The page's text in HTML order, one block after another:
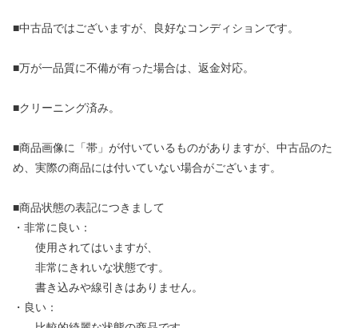
■中古品ではございますが、良好なコンディションです。
■万が一品質に不備が有った場合は、返金対応。
■クリーニング済み。
■商品画像に「帯」が付いているものがありますが、中古品のた
め、実際の商品には付いていない場合がございます。
■商品状態の表記につきまして
・非常に良い：
使用されてはいますが、
非常にきれいな状態です。
書き込みや線引きはありません。
・良い：